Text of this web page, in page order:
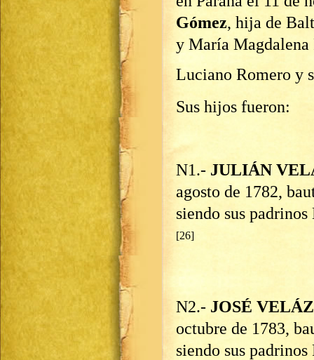
Gómez, hija de
y María Magdalena
Luciano Romero y
Sus hijos fueron:
N1.- JULIÁN
agosto de 1782,
siendo sus
[26]
N2.- JOSÉ
octubre de 1783,
siendo sus